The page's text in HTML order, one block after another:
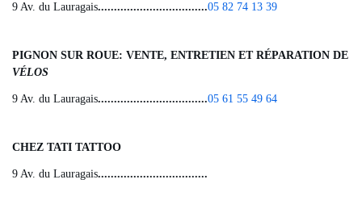
9 Av. du Lauragais..................................05 82 74 13 39
PIGNON SUR ROUE: VENTE, ENTRETIEN ET RÉPARATION DE
VÉLOS
9 Av. du Lauragais..................................05 61 55 49 64
CHEZ TATI TATTOO
9 Av. du Lauragais..................................